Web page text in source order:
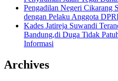
Pengadilan Negeri Cikarang
dengan Pelaku Anggota
Kades Jatireja Suwandi
Bandung,di Duga Tidak
Informasi
Archives